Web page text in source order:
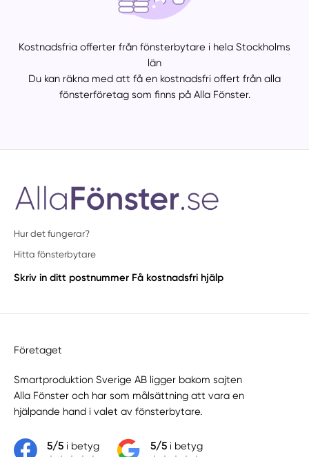
Kostnadsfria offerter från fönsterbytare i hela Stockholms
län
Du kan räkna med att få en kostnadsfri offert från alla
fönsterföretag som finns på Alla Fönster.
Hur det fungerar?
Hitta fönsterbytare
Skriv in ditt postnummer Få kostnadsfri hjälp
Företaget
Smartproduktion Sverige AB ligger bakom sajten
Alla Fönster och har som målsättning att vara en
hjälpande hand i valet av fönsterbytare.
5/5i betyg 5/5i betyg